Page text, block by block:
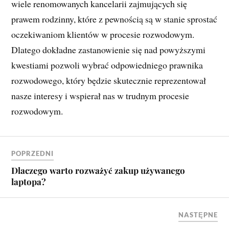
wiele renomowanych kancelarii zajmujących się
prawem rodzinny, które z pewnością są w stanie sprostać
oczekiwaniom klientów w procesie rozwodowym.
Dlatego dokładne zastanowienie się nad powyższymi
kwestiami pozwoli wybrać odpowiedniego prawnika
rozwodowego, który będzie skutecznie reprezentował
nasze interesy i wspierał nas w trudnym procesie
rozwodowym.
POPRZEDNI
Dlaczego warto rozważyć zakup używanego
laptopa?
NASTĘPNE